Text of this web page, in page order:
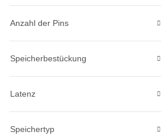
Anzahl der Pins
Speicherbestückung
Latenz
Speichertyp